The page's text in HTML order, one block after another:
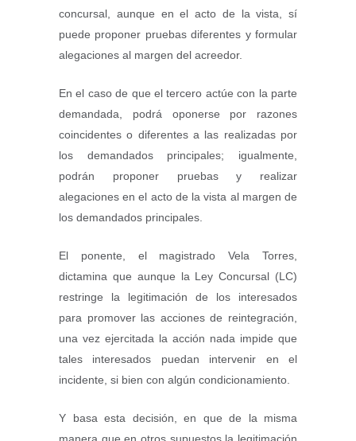
concursal, aunque en el acto de la vista, sí
puede proponer pruebas diferentes y formular
alegaciones al margen del acreedor.
En el caso de que el tercero actúe con la parte
demandada, podrá oponerse por razones
coincidentes o diferentes a las realizadas por
los demandados principales; igualmente,
podrán proponer pruebas y realizar
alegaciones en el acto de la vista al margen de
los demandados principales.
El ponente, el magistrado Vela Torres,
dictamina que aunque la Ley Concursal (LC)
restringe la legitimación de los interesados
para promover las acciones de reintegración,
una vez ejercitada la acción nada impide que
tales interesados puedan intervenir en el
incidente, si bien con algún condicionamiento.
Y basa esta decisión, en que de la misma